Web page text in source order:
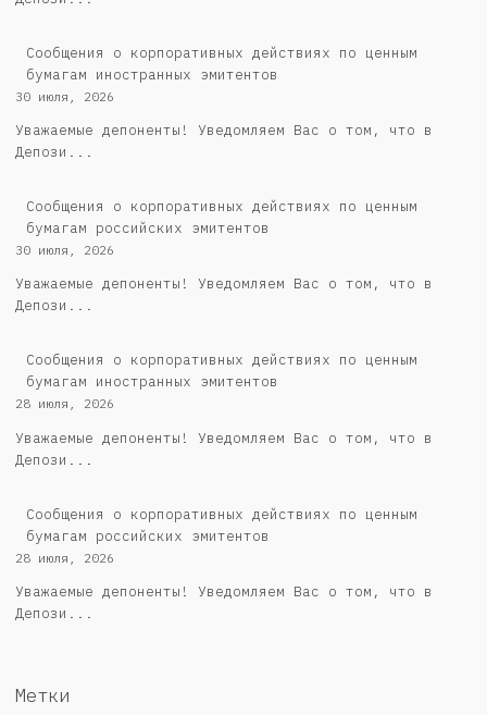
Сообщения о корпоративных действиях по ценным
бумагам иностранных эмитентов
30 июля, 2026
Уважаемые депоненты! Уведомляем Вас о том, что в
Депози...
Cообщения о корпоративных действиях по ценным
бумагам российских эмитентов
30 июля, 2026
Уважаемые депоненты! Уведомляем Вас о том, что в
Депози...
Сообщения о корпоративных действиях по ценным
бумагам иностранных эмитентов
28 июля, 2026
Уважаемые депоненты! Уведомляем Вас о том, что в
Депози...
Cообщения о корпоративных действиях по ценным
бумагам российских эмитентов
28 июля, 2026
Уважаемые депоненты! Уведомляем Вас о том, что в
Депози...
Метки